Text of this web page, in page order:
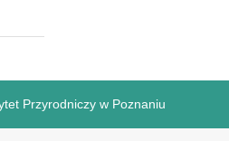
Przyrodniczy w Poznaniu